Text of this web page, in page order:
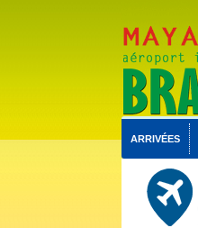
ARRIVÉES